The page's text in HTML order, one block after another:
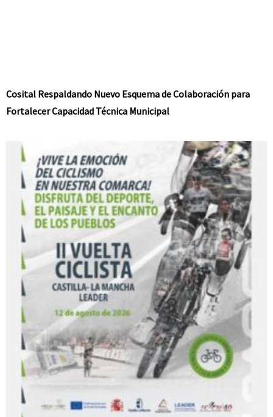
Cosital Respaldando Nuevo Esquema de Colaboración para
Fortalecer Capacidad Técnica Municipal